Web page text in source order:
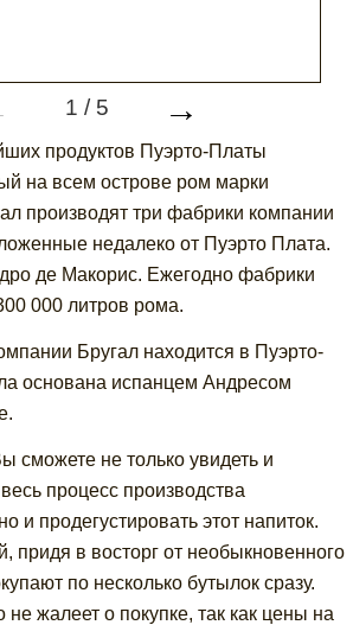
1 / 5 →
продуктов Пуэрто-Платы
на всем острове ром марки
производят три фабрики компании
недалеко от Пуэрто Плата.
де Макорис. Ежегодно фабрики
000 литров рома.
Бругал находится в Пуэрто-
основана испанцем Андресом
сможете не только увидеть и
процесс производства
и продегустировать этот напиток.
придя в восторг от необыкновенного
по несколько бутылок сразу.
не жалеет о покупке, так как цены на